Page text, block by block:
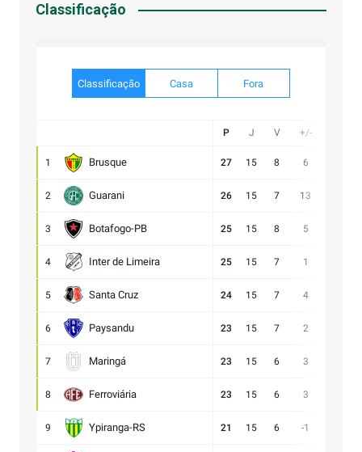
Classificação
Classificação Casa Fora
P J V +/-
1 Brusque 27 15 8 6
2 Guarani 26 15 7 13
3 Botafogo-PB 25 15 8 5
4 Inter de Limeira 25 15 7 1
5 Santa Cruz 24 15 7 4
6 Paysandu 23 15 7 2
7 Maringá 23 15 6 3
8 Ferroviária 23 15 6 3
9 Ypiranga-RS 21 15 6 -1